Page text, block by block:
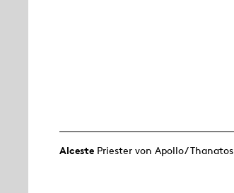
Alceste Priester von Apollo/ Thanatos